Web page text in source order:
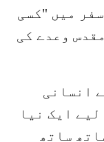
میں "کسی
وعدے کی
انسانی
ایک نیا
ساتھ